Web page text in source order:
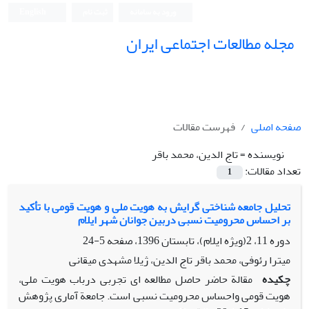
مجله مطالعات اجتماعی ایران
صفحه اصلی
فهرست مقالات
نویسنده =تاج الدین، محمد باقر
تعداد مقالات:
1
تحلیل جامعه شناختی گرایش به هویت ملی و هویت قومی با تأکید
بر احساس محرومیت نسبی دربین جوانان شهر ایلام
دوره 11، 2(ویژه ایلام)، تابستان 1396، صفحه
5-24
میترا رئوفی، محمد باقر تاج الدین، ژیلا مشهدی میقانی
چکیده مقالة حاضر حاصل مطالعه ای تجربی درباب هویت ملی،
هویت قومی واحساس محرومیت نسبی است. جامعة آماری پژوهش